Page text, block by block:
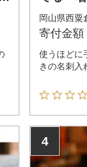
テ型
岡山県西粟
寄付金額
使うほどに
きの名刺入
4